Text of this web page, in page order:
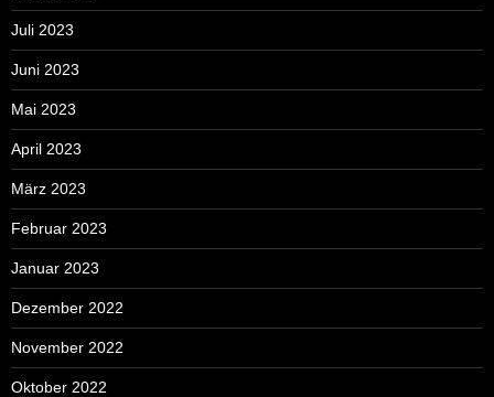
Juli 2023
Juni 2023
Mai 2023
April 2023
März 2023
Februar 2023
Januar 2023
Dezember 2022
November 2022
Oktober 2022